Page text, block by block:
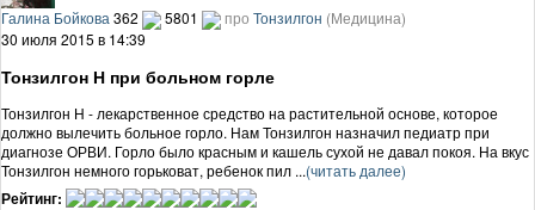
Галина Бойкова 362 5801 про Тонзилгон (Медицина)
30 июля 2015 в 14:39
Тонзилгон Н при больном горле
Тонзилгон Н - лекарственное средство на растительной основе, которое
должно вылечить больное горло. Нам Тонзилгон назначил педиатр при
диагнозе ОРВИ. Горло было красным и кашель сухой не давал покоя. На вкус
Тонзилгон немного горьковат, ребенок пил ...(читать далее)
Рейтинг: